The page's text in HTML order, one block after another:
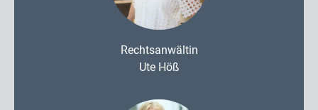
Rechtsanwältin
Ute Höß